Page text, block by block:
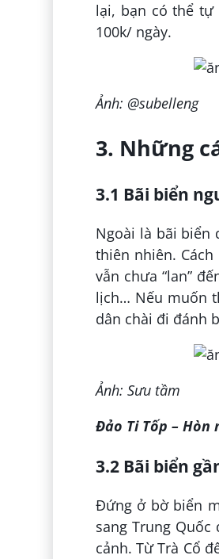
lại, bạn có thể tự
100k/ ngày.
Ảnh: @subelleng
3. Những
3.1 Bãi biển
Ngoài là bãi biển
thiên nhiên.
vẫn chưa “lan”
lịch… Nếu muốn
dân chài đi đánh
Ảnh: Sưu tầm
Đảo Ti Tốp – Hòn
3.2 Bãi biển
Đứng ở bờ biển
sang Trung
cảnh. Từ Trà Cổ